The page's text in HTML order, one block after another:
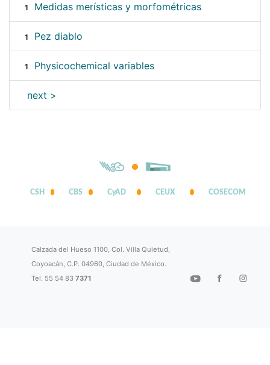
1 Medidas merísticas y morfométricas
1 Pez diablo
1 Physicochemical variables
next >
CSH CBS CyAD CEUX COSECOM
Calzada del Hueso 1100, Col. Villa Quietud,
Coyoacán, C.P. 04960, Ciudad de México.
Tel. 55 54 837371